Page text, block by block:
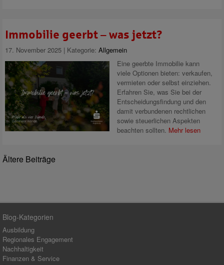
Immobilie geerbt – was jetzt?
17. November 2025 | Kategorie: Allgemein
Eine geerbte Immobilie kann
viele Optionen bieten: verkaufen,
vermieten oder selbst einziehen.
Erfahren Sie, was Sie bei der
Entscheidungsfindung und den
damit verbundenen rechtlichen
sowie steuerlichen Aspekten
beachten sollten. Mehr lesen
Ältere Beiträge
Blog-Kategorien
Ausbildung
Regionales Engagement
Nachhaltigkeit
Finanzen & Service